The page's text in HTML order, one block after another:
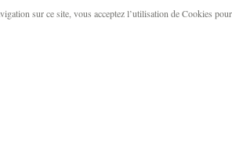
sur ce site, vous acceptez l’utilisation de Cookies